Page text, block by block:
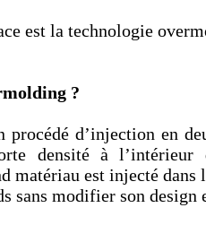
est la technologie
?
procédé d’injection en
densité à
matériau est injecté
sans modifier son design